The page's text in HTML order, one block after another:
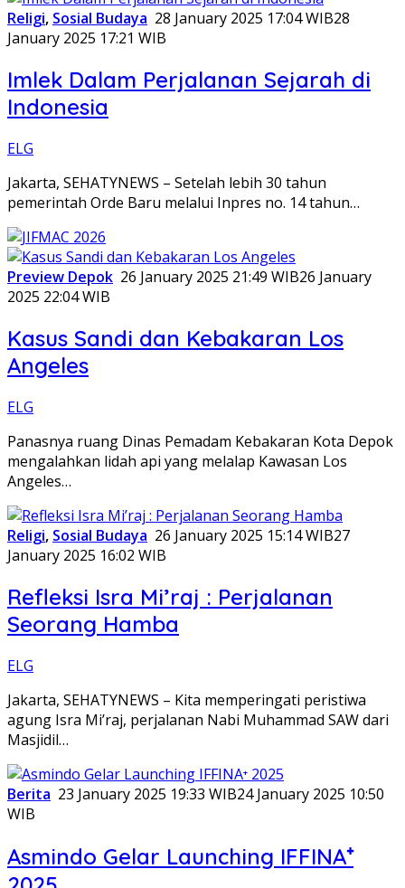
Religi, Sosial Budaya 28 January 2025 17:04 WIB28
January 2025 17:21 WIB
Imlek Dalam Perjalanan Sejarah di
Indonesia
ELG
Jakarta, SEHATYNEWS – Setelah lebih 30 tahun
pemerintah Orde Baru melalui Inpres no. 14 tahun…
Preview Depok 26 January 2025 21:49 WIB26 January
2025 22:04 WIB
Kasus Sandi dan Kebakaran Los
Angeles
ELG
Panasnya ruang Dinas Pemadam Kebakaran Kota Depok
mengalahkan lidah api yang melalap Kawasan Los
Angeles…
Religi, Sosial Budaya 26 January 2025 15:14 WIB27
January 2025 16:02 WIB
Refleksi Isra Mi’raj : Perjalanan
Seorang Hamba
ELG
Jakarta, SEHATYNEWS – Kita memperingati peristiwa
agung Isra Mi’raj, perjalanan Nabi Muhammad SAW dari
Masjidil…
Berita 23 January 2025 19:33 WIB24 January 2025 10:50
WIB
Asmindo Gelar Launching IFFINA⁺